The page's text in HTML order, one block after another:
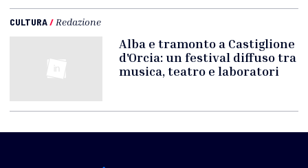
CULTURA/ Redazione
Alba e tramonto a Castiglione
d'Orcia: un festival diffuso tra
musica, teatro e laboratori